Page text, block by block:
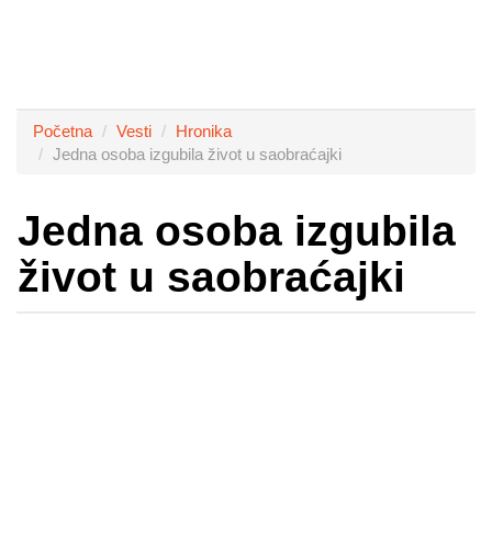
Početna Vesti
Hronika
Jedna osoba izgubila život u saobraćajki
Jedna osoba izgubila
život u saobraćajki